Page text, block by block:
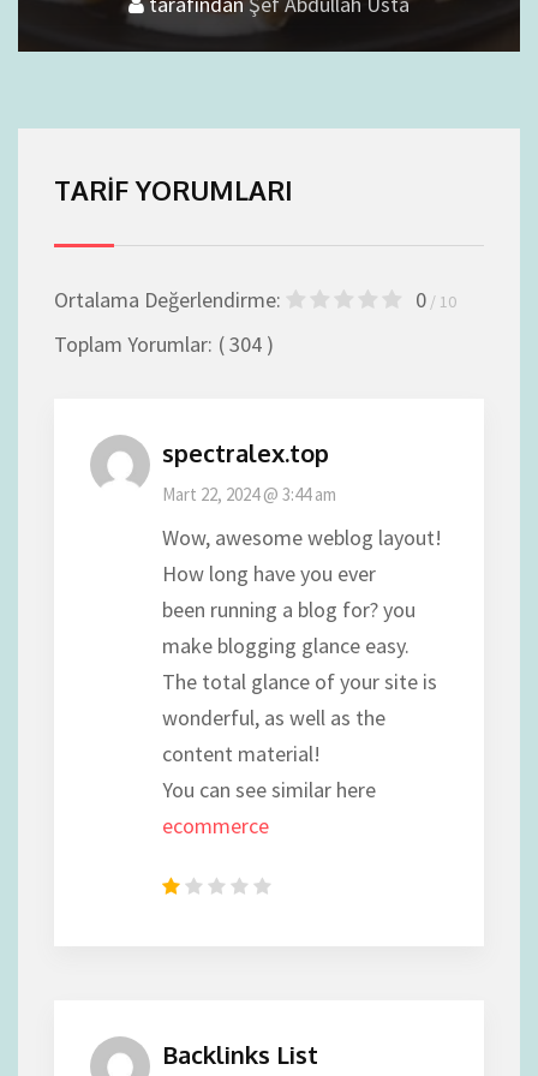
Lezzet
TARIF YORUMLARI
Ortalama Değerlendirme: 0 / 10
Toplam Yorumlar: ( 304 )
spectralex.top
Mart 22, 2024 @ 3:44 am
Wow, awesome weblog layout!
How long have you ever
been running a blog for? you
make blogging glance easy.
The total glance of your site is
wonderful, as well as the
content material!
You can see similar here
ecommerce
Backlinks List